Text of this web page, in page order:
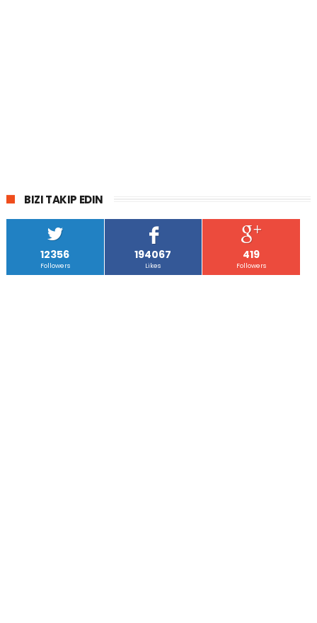
BIZI TAKIP EDIN
12356
Followers
194067
Likes
419
Followers